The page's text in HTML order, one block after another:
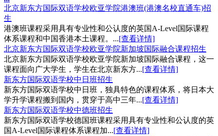
北京新东方国际双语学校欧亚学院港澳班(港澳名校直通车)招
生
港澳班课程采用具有专业性和公认度的英国A-Level国际课程
体系课程和中国香港本土课程。...[查看详情]
北京新东方国际双语学校欧亚学院新加坡国际融合课程招生
北京新东方国际双语学校欧亚学院新加坡国际融合课程，这一
课程面向广大学生，学生在北京新东方...[查看详情]
新东方国际双语学校中日班招生
新东方国际双语学校中日班，独具特色的课程体系，将日本大
学升学课程搬到国内，贯穿于高中三年...[查看详情]
新东方国际双语学校中德班招生
新东方国际双语学校德国班课程采用具有专业性和公认度的英
国A-Level国际课程体系课程加...[查看详情]